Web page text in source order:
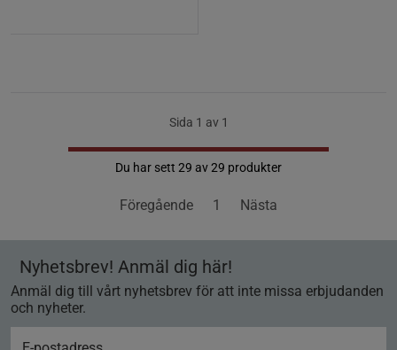
Sida 1 av 1
Du har sett 29 av 29 produkter
Föregående 1 Nästa
Nyhetsbrev! Anmäl dig här!
Anmäl dig till vårt nyhetsbrev för att inte missa erbjudanden
och nyheter.